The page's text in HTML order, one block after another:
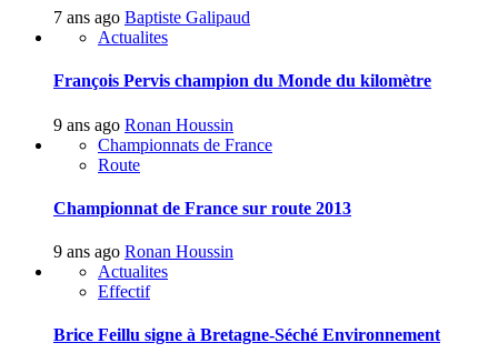
7 ans ago Baptiste Galipaud
Actualites
François Pervis champion du Monde du kilomètre
9 ans ago Ronan Houssin
Championnats de France
Route
Championnat de France sur route 2013
9 ans ago Ronan Houssin
Actualites
Effectif
Brice Feillu signe à Bretagne-Séché Environnement